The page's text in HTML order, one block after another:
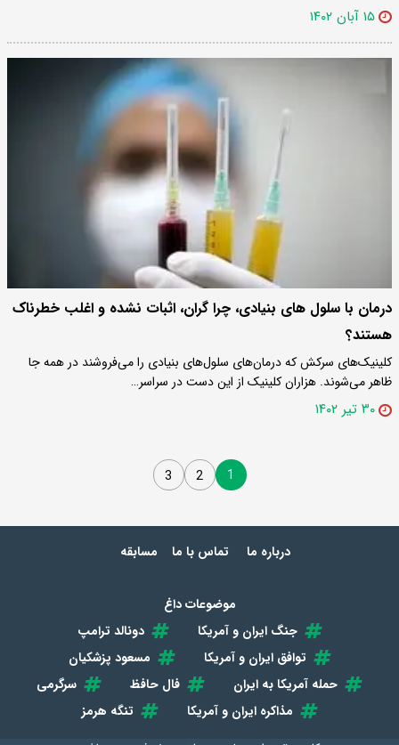
۱۵ آبان ۱۴۰۲
درمان با سلول های بنیادی، چرا گران، اثبات نشده و اغلب خطرناک
هستند؟
کلینیک‌های سرکش که درمان‌های سلول‌های بنیادی را می‌فروشند در همه جا
ظاهر می‌شوند. هزاران کلینیک از این دست در سراسر…
۳۰ تیر ۱۴۰۲
1
2
3
درباره ما تماس با ما مسابقه
موضوعات داغ
جنگ ایران و آمریکا
دونالد ترامپ
توافق ایران و آمریکا
مسعود پزشکیان
حمله آمریکا به ایران
فال حافظ
سرگرمی
مذاکره ایران و آمریکا
تنگه هرمز